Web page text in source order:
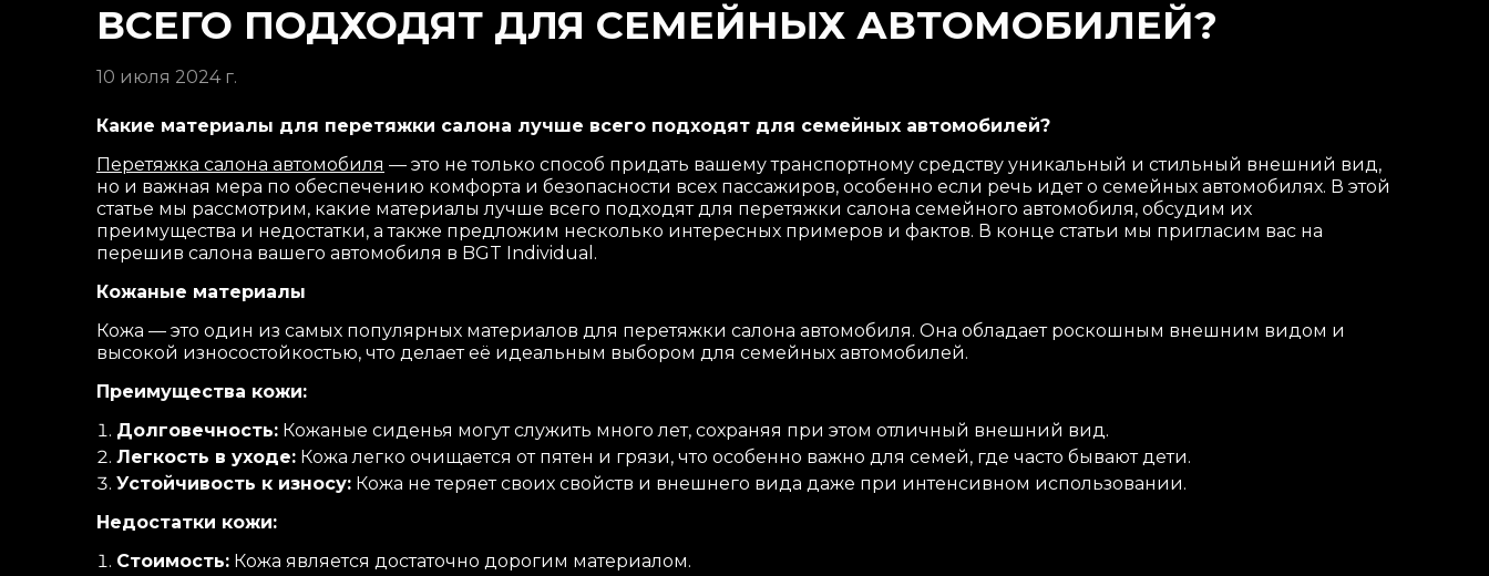
ВСЕГО ПОДХОДЯТ ДЛЯ СЕМЕЙНЫХ АВТОМОБИЛЕЙ?
10 июля 2024 г.
Какие материалы для перетяжки салона лучше всего подходят для семейных автомобилей?
Перетяжка салона автомобиля — это не только способ придать вашему транспортному средству уникальный и стильный внешний вид,
но и важная мера по обеспечению комфорта и безопасности всех пассажиров, особенно если речь идет о семейных автомобилях. В этой
статье мы рассмотрим, какие материалы лучше всего подходят для перетяжки салона семейного автомобиля, обсудим их
преимущества и недостатки, а также предложим несколько интересных примеров и фактов. В конце статьи мы пригласим вас на
перешив салона вашего автомобиля в BGT Individual.
Кожаные материалы
Кожа — это один из самых популярных материалов для перетяжки салона автомобиля. Она обладает роскошным внешним видом и
высокой износостойкостью, что делает её идеальным выбором для семейных автомобилей.
Преимущества кожи:
Долговечность: Кожаные сиденья могут служить много лет, сохраняя при этом отличный внешний вид.
Легкость в уходе: Кожа легко очищается от пятен и грязи, что особенно важно для семей, где часто бывают дети.
Устойчивость к износу: Кожа не теряет своих свойств и внешнего вида даже при интенсивном использовании.
Недостатки кожи:
Стоимость: Кожа является достаточно дорогим материалом.